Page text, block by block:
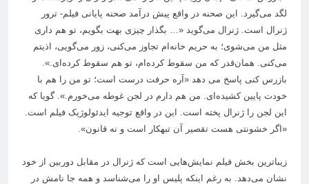
لگد می‌گیرد. این صحنه در واقع پیش درآمد صحنه‌ پایانی فیلم- ترور
ژنرال است. ژنرال می‌گوید «… بگذار چیزی بهت بگویم، تو هم داری
مثل من می‌شوی؛ به حریم خانه‌ام تجاوز می‌کنی، زور می‌گویی، اذیتم
می‌کنی. همان‌قدر که من سقوط کرده‌ام، تو هم سقوط کرده‌ای.».
بازرس کنی پاسخ می دهد «آره حرفت درست است؛ تو من را هم با
خودت پایین کشیده‌ای. من هم دارم در لجن غوطه می‌خورم.». گویا که
این لجن را ژنرال پخته است. این در واقع توجیه ایدئولوژیک فیلم است.
«اگر خشونتی هست تقصیر آن تبهکار است و نه قانون».
زیباترین بخش فیلم نمایش‌هایی است که ژنرال در مقابل دوربین از خود
نشان می‌دهد. به رغم اینکه پلیس او را می‌شناسد و همه جا نامش در